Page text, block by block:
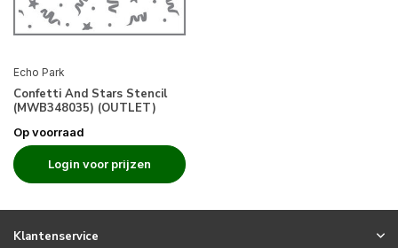
Echo Park
Confetti And Stars Stencil
(MWB348035) (OUTLET)
Op voorraad
Login voor prijzen
Klantenservice